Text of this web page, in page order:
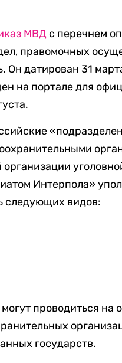
МВД с перечнем
правомочных
Он датирован 31
на портале для
Интерпола»
следующих видов:
проводиться на
государств.